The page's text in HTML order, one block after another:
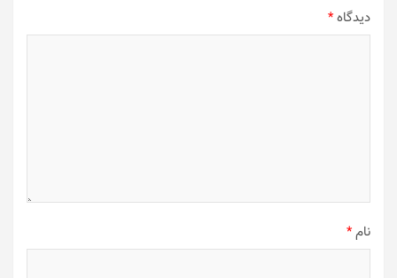
دیدگاه*
نام*